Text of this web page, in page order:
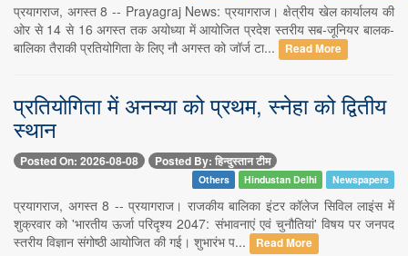
प्रयागराज, अगस्त 8 -- Prayagraj News: प्रयागराज। क्षेत्रीय खेल कार्यालय की
ओर से 14 से 16 अगस्त तक अयोध्या में आयोजित प्रदेश स्तरीय सब-जूनियर बालक-
बालिका तैराकी प्रतियोगिता के लिए नौ अगस्त को जॉर्ज टा...
Read More
प्रतियोगिता में अनन्या को प्रथम, स्नेहा को द्वितीय
स्थान
Posted On: 2026-08-08 Posted By: हिन्दुस्तान टीम
Others Hindustan Delhi Newspapers
प्रयागराज, अगस्त 8 -- प्रयागराज। राजकीय बालिका इंटर कॉलेज सिविल लाइंस में
शुक्रवार को 'भारतीय ऊर्जा परिदृश्य 2047: संभावनाएं एवं चुनौतियां' विषय पर जनपद
स्तरीय विज्ञान संगोष्ठी आयोजित की गई। शुभारंभ प...
Read More